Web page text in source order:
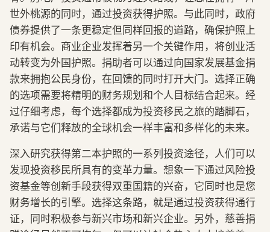
世外桃源的同时，通过投资获得护照。与此同时，政府
债券提供了一条更稳定但同样回报的道路，确保护照上
印有机会。商业企业发挥着另一个关键作用，将创业活
动转变为外国护照。捐助者可以通过向国家发展基金捐
款来拥抱公民身份，在回馈的同时打开大门。选择正确
的选项需要将精明的财务规划和个人目标结合起来。经
过仔细考虑，每个选择都成为投资移民之旅的踏脚石，
承诺与它们释放的全球机会一样丰富和多样化的未来。
深入研究获得第二本护照的一系列投资途径，人们可以
发现投资移民所具有的变革力量。想象一下通过风险投
资基金等创新手段获得双重国籍的兴奋，它同时也是您
财务增长的引擎。选择这条路，就是通过投资获得通行
证，同时积极参与新兴市场和新兴企业。另外，慈善捐